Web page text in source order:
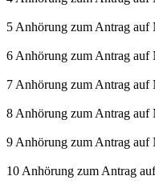
5 Anhörung zum Antrag auf
6 Anhörung zum Antrag auf
7 Anhörung zum Antrag auf
8 Anhörung zum Antrag auf
9 Anhörung zum Antrag auf
10 Anhörung zum Antrag